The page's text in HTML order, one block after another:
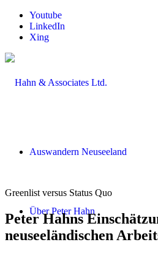
Youtube
LinkedIn
Xing
Auswandern Neuseeland
Über Peter Hahn
Greenlist versus Status Quo
Peter Hahns
neuseeländischen